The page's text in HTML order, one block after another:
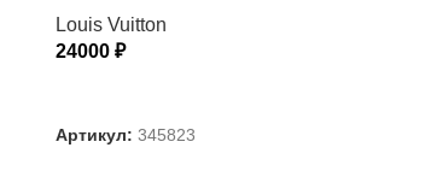
Louis Vuitton
24000 ₽
Артикул: 345823